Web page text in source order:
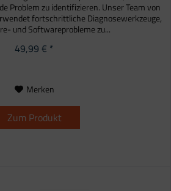
Problem zu identifizieren. Unser Team von
fortschrittliche Diagnosewerkzeuge,
und Softwareprobleme zu...
49,99 € *
Merken
Zum Produkt